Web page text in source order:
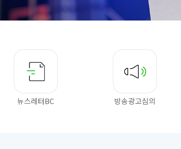
뉴스레터BC 방송광고심의